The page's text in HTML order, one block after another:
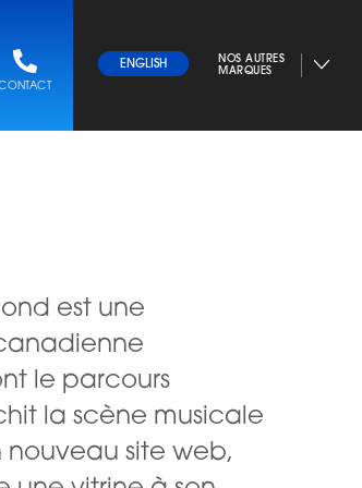
ENGLISH
NOS AUTRES
MARQUES
est une
le parcours
la scène musicale
nouveau site web,